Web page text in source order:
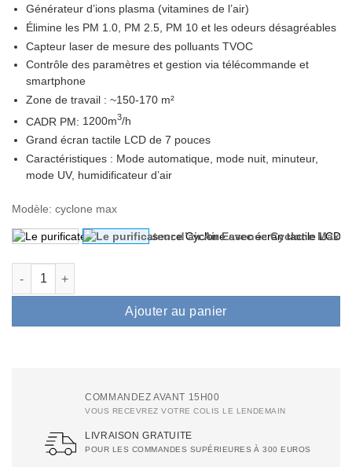
Générateur d’ions plasma (vitamines de l’air)
Élimine les PM 1.0, PM 2.5, PM 10et les odeurs désagréables
Capteur laser de mesure des polluants TVOC
Contrôle des paramètres et gestion via télécommande et
smartphone
Zone de travail : ~150-170 m²
CADR PM: 1200m3/h
Grand écran tactile LCD de 7 pouces
Caractéristiques : Mode automatique, mode nuit, minuteur,
mode UV, humidificateur d’air
Modèle: cyclone max
quantité de Le purificateur d’air Air Essence Cyclone Max
Ajouter au panier
COMMANDEZ AVANT 15H00
VOUS RECEVREZ VOTRE COLIS LE LENDEMAIN
LIVRAISON GRATUITE
POUR LES COMMANDES SUPÉRIEURES À 300 EUROS